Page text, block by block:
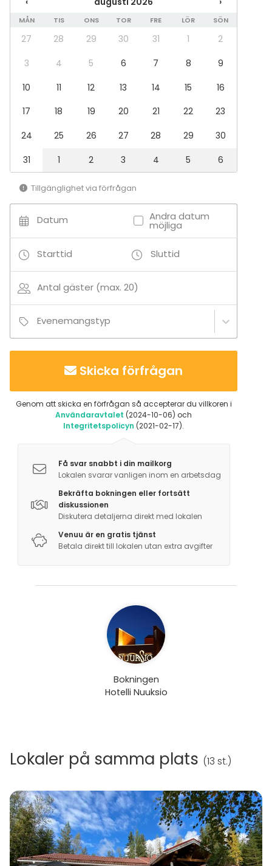
kansallispuistoon ympäri vuoden! Rantasauna ja
MÅN TIS ONS TOR FRE LÖR SÖN
27 28 29 30 31 1
2
3
4 5 6 7 8
9
10
11 12 13 14 15
16
17
18 19 20 21 22
23
24
25 26 27 28 29
30
31
1 2 3 4 5 6
Tillgänglighet via förfrågan
Datum Andra datum
möjliga
Starttid Sluttid
Antal gäster (max. 20)
Evenemangstyp
Skicka förfrågan
Genom att skicka en förfrågan så accepterar du villkoren i
Användaravtalet (2024-10-06) och
Integritetspolicyn (2021-02-17).
Få svar snabbt i din mailkorg
Lokalen svarar vanligen inom en arbetsdag
Bekräfta bokningen eller fortsätt
diskussionen
Diskutera detaljerna direkt med lokalen
Venuu är en gratis tjänst
Betala direkt till lokalen utan extra avgifter
Bokningen
Hotelli Nuuksio
Lokaler på samma plats (13 st.)